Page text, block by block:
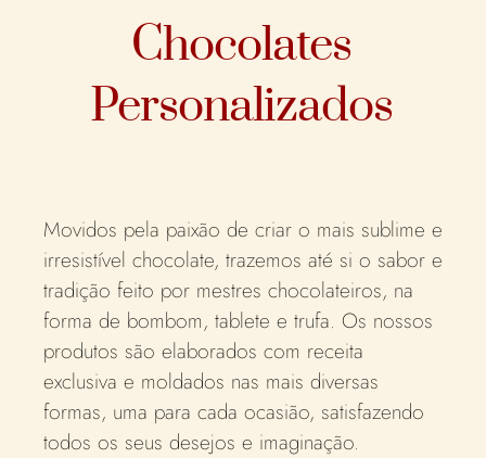
Chocolates
Personalizados
Movidos pela paixão de criar o mais sublime e
irresistível chocolate, trazemos até si o sabor e
tradição feito por mestres chocolateiros, na
forma de bombom, tablete e trufa. Os nossos
produtos são elaborados com receita
exclusiva e moldados nas mais diversas
formas, uma para cada ocasião, satisfazendo
todos os seus desejos e imaginação.